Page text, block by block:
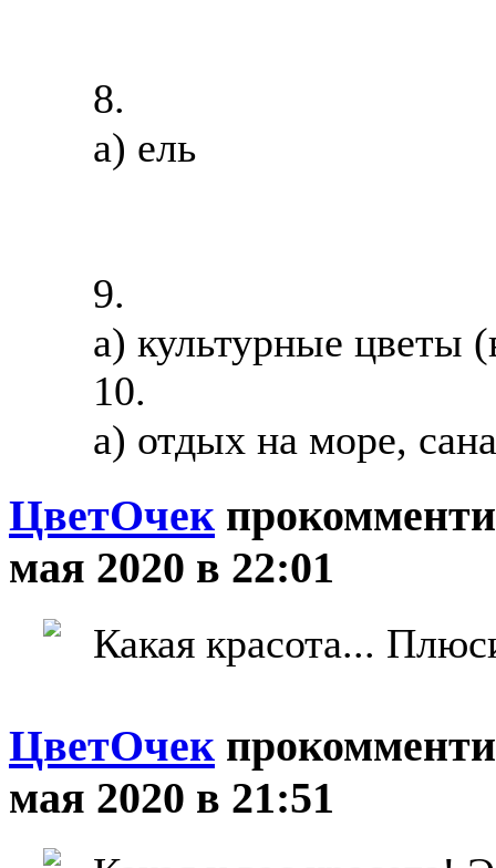
8.
а) ель
9.
а) культурные цветы
10.
а) отдых на море,
ЦветOчек
мая 2020 в 22:01
Какая красота...
ЦветOчек
мая 2020 в 21:51